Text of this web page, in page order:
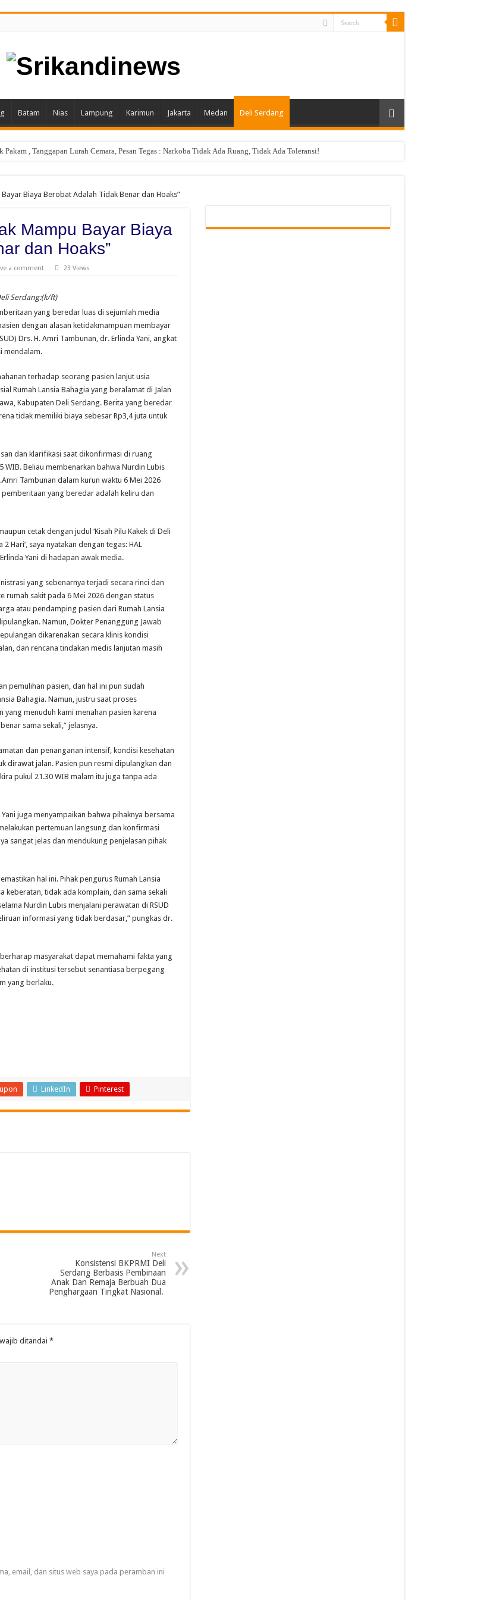
Batam Nias Lampung Karimun Jakarta Medan Deli Serdang
Pakam , Tanggapan Lurah Cemara, Pesan Tegas : Narkoba Tidak Ada Ruang, Tidak Ada Toleransi!
Biaya Berobat Adalah Tidak Benar dan Hoaks”
Mampu Bayar Biaya
dan Hoaks”
a comment 23 Views
Serdang:(k/ft)
yang beredar luas di sejumlah media
dengan alasan ketidakmampuan membayar
Drs. H. Amri Tambunan, dr. Erlinda Yani, angkat
mendalam.
terhadap seorang pasien lanjut usia
Rumah Lansia Bahagia yang beralamat di Jalan
Kabupaten Deli Serdang. Berita yang beredar
tidak memiliki biaya sebesar Rp3,4 juta untuk
dan klarifikasi saat dikonfirmasi di ruang
WIB. Beliau membenarkan bahwa Nurdin Lubis
Tambunan dalam kurun waktu 6 Mei 2026
yang beredar adalah keliru dan
cetak dengan judul ‘Kisah Pilu Kakek di Deli
Hari’, saya nyatakan dengan tegas: HAL
Erlinda Yani di hadapan awak media.
yang sebenarnya terjadi secara rinci dan
rumah sakit pada 6 Mei 2026 dengan status
atau pendamping pasien dari Rumah Lansia
Namun, Dokter Penanggung Jawab
dikarenakan secara klinis kondisi
dan rencana tindakan medis lanjutan masih
pemulihan pasien, dan hal ini pun sudah
Bahagia. Namun, justru saat proses
menuduh kami menahan pasien karena
sama sekali,” jelasnya.
dan penanganan intensif, kondisi kesehatan
dirawat jalan. Pasien pun resmi dipulangkan dan
pukul 21.30 WIB malam itu juga tanpa ada
juga menyampaikan bahwa pihaknya bersama
pertemuan langsung dan konfirmasi
sangat jelas dan mendukung penjelasan pihak
hal ini. Pihak pengurus Rumah Lansia
keberatan, tidak ada komplain, dan sama sekali
Nurdin Lubis menjalani perawatan di RSUD
informasi yang tidak berdasar,” pungkas dr.
masyarakat dapat memahami fakta yang
di institusi tersebut senantiasa berpegang
yang berlaku.
LinkedIn Pinterest
Next
Konsistensi BKPRMI Deli
Serdang Berbasis Pembinaan
Anak Dan Remaja Berbuah Dua
Penghargaan Tingkat Nasional.
ditandai *
email, dan situs web saya pada peramban ini